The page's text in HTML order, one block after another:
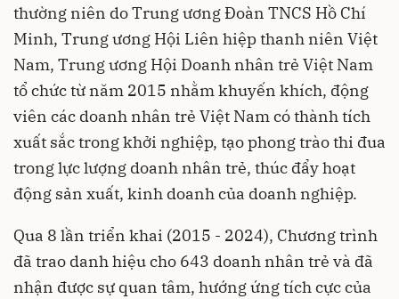
thường niên do Trung ương Đoàn TNCS Hồ Chí
Minh, Trung ương Hội Liên hiệp thanh niên Việt
Nam, Trung ương Hội Doanh nhân trẻ Việt Nam
tổ chức từ năm 2015 nhằm khuyến khích, động
viên các doanh nhân trẻ Việt Nam có thành tích
xuất sắc trong khởi nghiệp, tạo phong trào thi đua
trong lực lượng doanh nhân trẻ, thúc đẩy hoạt
động sản xuất, kinh doanh của doanh nghiệp.
Qua 8 lần triển khai (2015 - 2024), Chương trình
đã trao danh hiệu cho 643 doanh nhân trẻ và đã
nhận được sự quan tâm, hướng ứng tích cực của